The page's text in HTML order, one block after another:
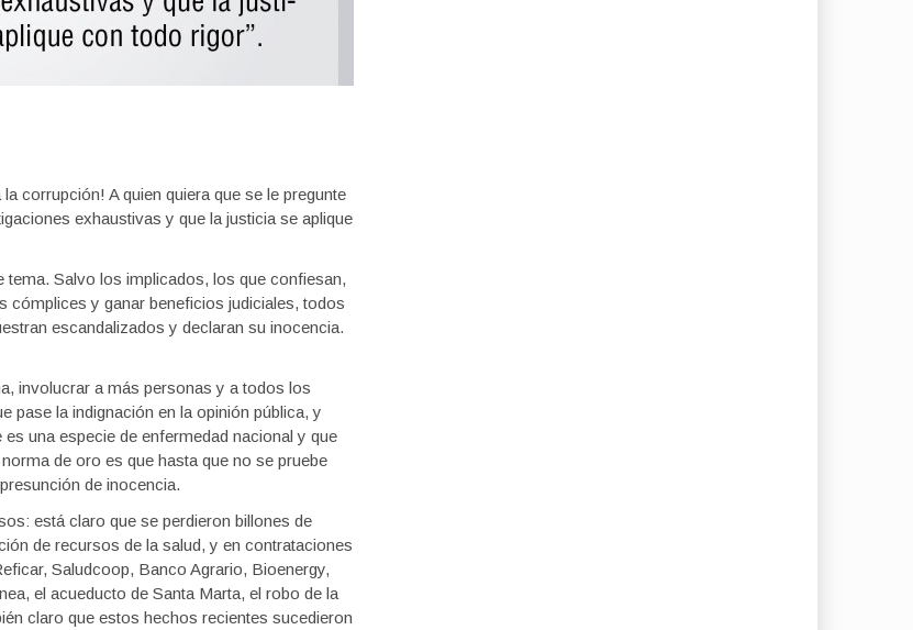
corrupción! A quien quiera que se le pregunte
exhaustivas y que la justicia se aplique
Salvo los implicados, los que confiesan,
cómplices y ganar beneficios judiciales, todos
escandalizados y declaran su inocencia.
involucrar a más personas y a todos los
pase la indignación en la opinión pública, y
una especie de enfermedad nacional y que
de oro es que hasta que no se pruebe
de inocencia.
está claro que se perdieron billones de
de recursos de la salud, y en contrataciones
Saludcoop, Banco Agrario, Bioenergy,
el acueducto de Santa Marta, el robo de la
claro que estos hechos recientes sucedieron